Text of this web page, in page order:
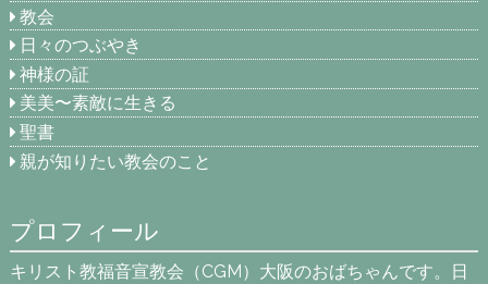
教会
日々のつぶやき
神様の証
美美〜素敵に生きる
聖書
親が知りたい教会のこと
プロフィール
キリスト教福音宣教会（CGM）大阪のおばちゃんです。日